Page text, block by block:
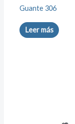
Guante 306
Leer más